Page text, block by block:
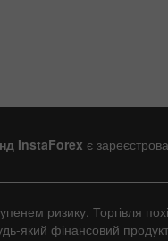
InstaForex є
ризику. Торгівля
який фінансовий